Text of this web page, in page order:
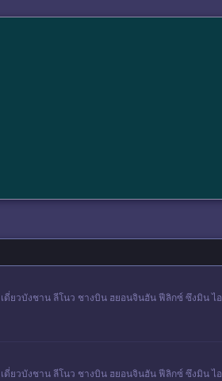
ดี่ยวบังชาน ลีโนว ชางบิน ฮยอนจินฮัน ฟีลิกซ์ ซึงมิน ไอ
ดี่ยวบังชาน ลีโนว ชางบิน ฮยอนจินฮัน ฟีลิกซ์ ซึงมิน ไอ